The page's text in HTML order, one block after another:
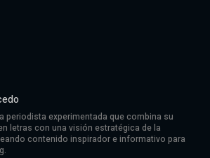
periodista experimentada que combina su
letras con una visión estratégica de la
contenido inspirador e informativo para